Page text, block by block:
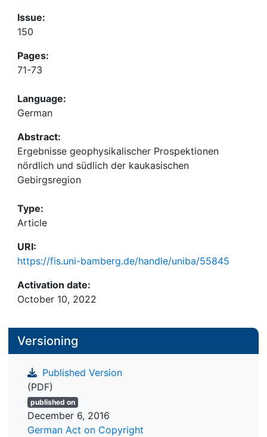
Issue:
150
Pages:
71-73
Language:
German
Abstract:
Ergebnisse geophysikalischer Prospektionen
nördlich und südlich der kaukasischen
Gebirgsregion
Type:
Article
URI:
https://fis.uni-bamberg.de/handle/uniba/55845
Activation date:
October 10, 2022
Versioning
Published Version
(PDF)
published on
December 6, 2016
German Act on Copyright